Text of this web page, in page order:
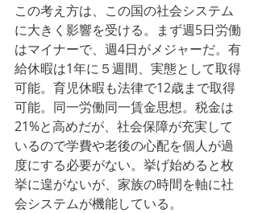
この考え方は、この国の社会システム
に大きく影響を受ける。まず週5日労働
はマイナーで、週4日がメジャーだ。有
給休暇は1年に５週間、実態として取得
可能。育児休暇も法律で12歳まで取得
可能。同一労働同一賃金思想。税金は
21%と高めだが、社会保障が充実して
いるので学費や老後の心配を個人が過
度にする必要がない。挙げ始めると枚
挙に遑がないが、家族の時間を軸に社
会システムが機能している。